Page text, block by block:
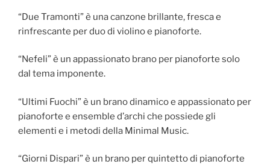
“Due Tramonti” è una canzone brillante, fresca e
rinfrescante per duo di violino e pianoforte.
“Nefeli” è un appassionato brano per pianoforte solo
dal tema imponente.
“Ultimi Fuochi” è un brano dinamico e appassionato per
pianoforte e ensemble d’archi che possiede gli
elementi e i metodi della Minimal Music.
“Giorni Dispari” è un brano per quintetto di pianoforte